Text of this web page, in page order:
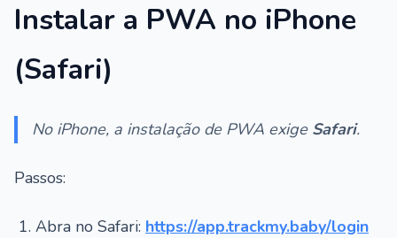
Instalar a PWA no iPhone
(Safari)
No iPhone, a instalação de PWA exige Safari.
Passos:
Abra no Safari: https://app.trackmy.baby/login